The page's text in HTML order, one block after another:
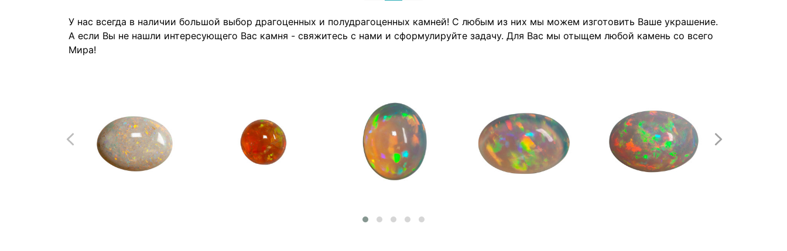
У нас всегда в наличии большой выбор драгоценных и полудрагоценных камней! С любым из них мы можем изготовить Ваше украшение.
А если Вы не нашли интересующего Вас камня - свяжитесь с нами и сформулируйте задачу. Для Вас мы отыщем любой камень со всего
Мира!